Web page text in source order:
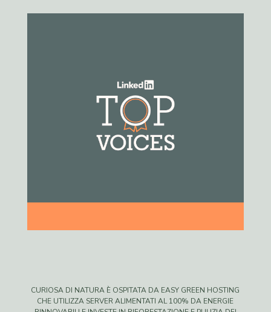
CURIOSA DI NATURA È OSPITATA DA EASY GREEN HOSTING
CHE UTILIZZA SERVER ALIMENTATI AL 100% DA ENERGIE